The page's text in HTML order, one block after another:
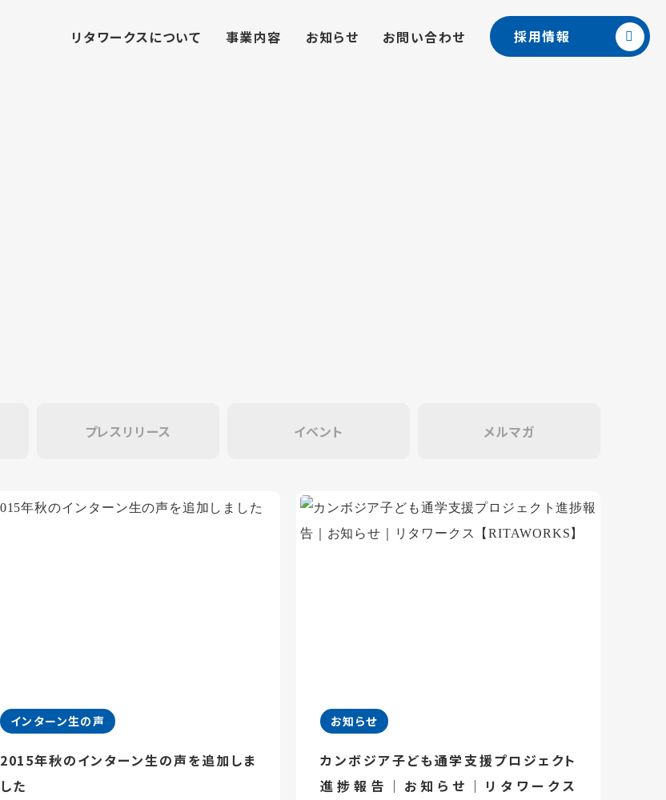
リタワークスについて 事業内容 お知らせ お問い合わせ 採用情報
プレスリリース イベント メルマガ
インターン生の声
2015年秋のインターン生の声を追加しま
した
お知らせ
カンボジア子ども通学支援プロジェクト
進捗報告｜お知らせ｜リタワークス